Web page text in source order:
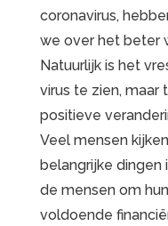
coronavirus,
we over het beter
Natuurlijk is het
virus te zien,
positieve
Veel mensen
belangrijke dingen
de mensen om
voldoende